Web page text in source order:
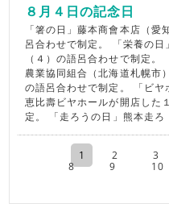
８月４日の記念日
「箸の日」藤本商會本店（
呂合わせで制定。 「栄養の
（４）の語呂合わせで制定
農業協同組合（北海道札幌市
の語呂合わせで制定。 「ビヤ
恵比壽ビヤホールが開店した
定。 「走ろうの日」熊本走ろ
1 2 3
8
9 10